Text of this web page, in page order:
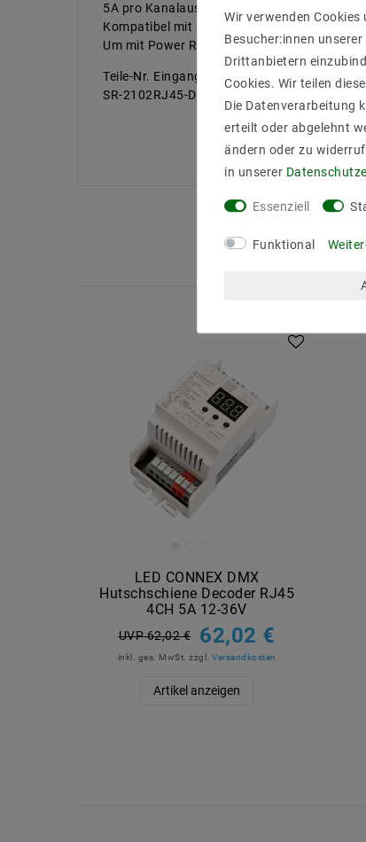
5A pro Kanalausgang
Kompatibel mit unseren DMX-Mastern wie
Um mit Power Repeater zu arbeiten, um die
Teile-Nr. Eingangsspannung
SR-2102RJ45-DIN 12-36VDC 4CH, 5A/CH
LED CONNEX DMX
Hutschschiene Decoder RJ45
4CH 5A 12-36V
UVP 62,02 € 62,02 €
inkl. ges. MwSt. zzgl. Versandkosten
Artikel anzeigen
Wir verwenden
Besucher:innen
Drittanbietern
Cookies. Wir teilen
Die Datenverarbeitung
erteilt oder abgelehnt
ändern oder zu
in unserer
Essenziell
Funktional